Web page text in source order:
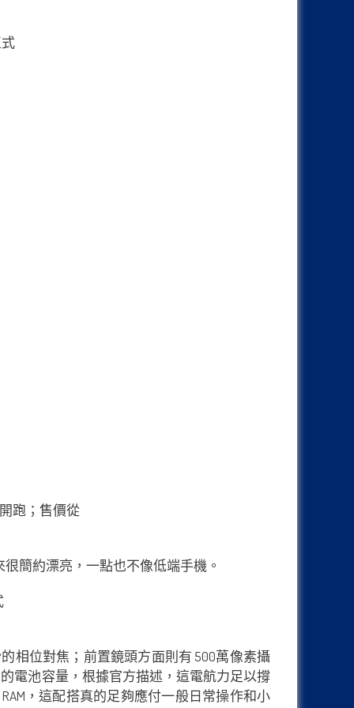
很簡約漂亮，一點也不像低端手機。
的相位對焦；前置鏡頭方面則有 500萬像素攝
電池容量，根據官方描述，這電航力足以撐
RAM，這配搭真的足夠應付一般日常操作和小